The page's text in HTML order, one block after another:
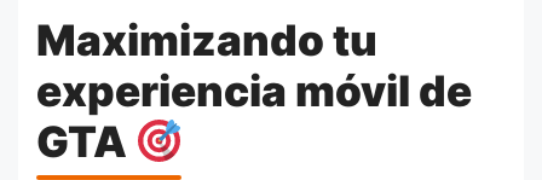
Maximizando tu
experiencia móvil de
GTA